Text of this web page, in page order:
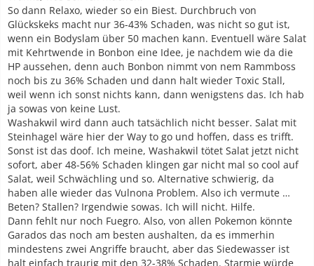
So dann Relaxo, wieder so ein Biest. Durchbruch von
Glückskeks macht nur 36-43% Schaden, was nicht so gut ist,
wenn ein Bodyslam über 50 machen kann. Eventuell wäre Salat
mit Kehrtwende in Bonbon eine Idee, je nachdem wie da die
HP aussehen, denn auch Bonbon nimmt von nem Rammboss
noch bis zu 36% Schaden und dann halt wieder Toxic Stall,
weil wenn ich sonst nichts kann, dann wenigstens das. Ich hab
ja sowas von keine Lust.
Washakwil wird dann auch tatsächlich nicht besser. Salat mit
Steinhagel wäre hier der Way to go und hoffen, dass es trifft.
Sonst ist das doof. Ich meine, Washakwil tötet Salat jetzt nicht
sofort, aber 48-56% Schaden klingen gar nicht mal so cool auf
Salat, weil Schwächling und so. Alternative schwierig, da
haben alle wieder das Vulnona Problem. Also ich vermute …
Beten? Stallen? Irgendwie sowas. Ich will nicht. Hilfe.
Dann fehlt nur noch Fuegro. Also, von allen Pokemon könnte
Garados das noch am besten aushalten, da es immerhin
mindestens zwei Angriffe braucht, aber das Siedewasser ist
halt einfach traurig mit den 32-38% Schaden. Starmie würde